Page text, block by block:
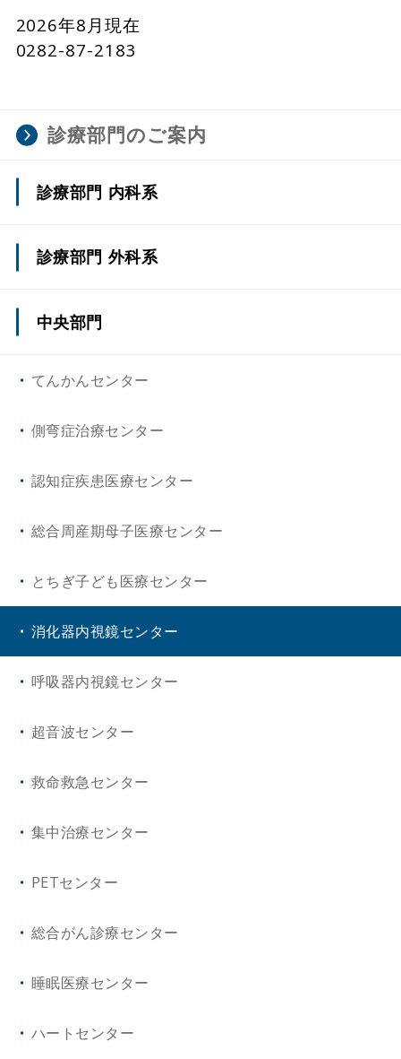
2026年8月現在
0282-87-2183
診療部門のご案内
診療部門 内科系
心臓・血管内科/循環器内科
リウマチ・膠原病内科
精神神経科
診療部門 外科系
上部消化管外科(一般外科)
中央部門
てんかんセンター
側弯症治療センター
認知症疾患医療センター
総合周産期母子医療センター
とちぎ子ども医療センター
消化器内視鏡センター
呼吸器内視鏡センター
超音波センター
救命救急センター
集中治療センター
PETセンター
総合がん診療センター
睡眠医療センター
ハートセンター